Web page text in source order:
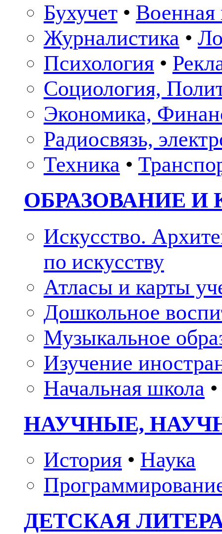
Бухучет • Военная
Журналистика •
Психология •
Социология,
Экономика,
Радиосвязь,
Техника •
ОБРАЗОВАНИЕ И
Искусство.
по искусству
Атласы и карты
Дошкольное
Музыкальное
Изучение
Начальная школа •
НАУЧНЫЕ,
История • Наука
ДЕТСКАЯ